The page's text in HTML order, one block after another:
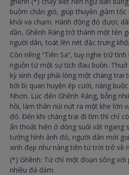
buồm chắn gió, giúp thuyền giảm
khỏi va chạm. Hành động đó được
dần, Ghềnh Ráng trở thành một tên
người dân, toát lên nét đặc trưng
Còn riêng “Tiên Sa”, tuy nghe trữ
nguồn từ một sự tích đau buồn.
kỳ xinh đẹp phải lòng một chàng trai
bởi bị quan huyện ép cưới, nàng
Nhơn. Lúc đến Ghềnh Ráng, bỗng
hồi, làm thân núi nứt ra một khe lớn
đó. Đến khi chàng trai đi tìm thì chỉ
ẩn thoắt hiện ở dòng suối vắt ngang
tưởng hình ảnh đó, người dân mới
xinh đẹp như nàng tiên từ trời trở về
(*) Ghềnh: Từ chỉ một đoạn sông với
nhiều đá dăm.